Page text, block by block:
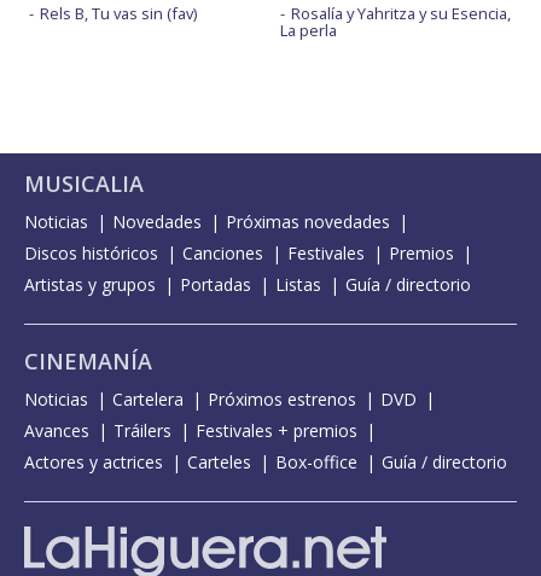
Rels B, Tu vas sin (fav) Rosalía y Yahritza y su Esencia,
La perla
MUSICALIA
Noticias Novedades
Próximas novedades
Discos históricos
Canciones Festivales
Premios
Artistas y grupos
Portadas Listas Guía / directorio
CINEMANÍA
Noticias Cartelera Próximos estrenos
DVD
Avances
Tráilers
Festivales + premios
Actores y actrices
Carteles Box-office Guía / directorio